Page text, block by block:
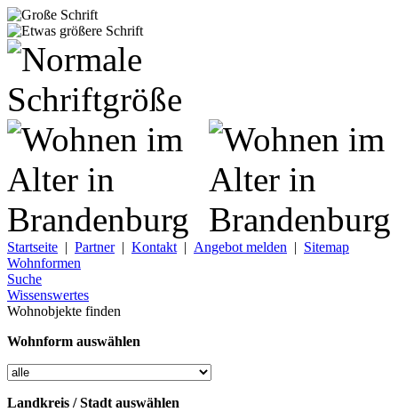
Startseite | Partner| Kontakt | Angebot melden | Sitemap
Wohnformen
Suche
Wissenswertes
Wohnobjekte finden
Wohnform auswählen
Landkreis / Stadt auswählen